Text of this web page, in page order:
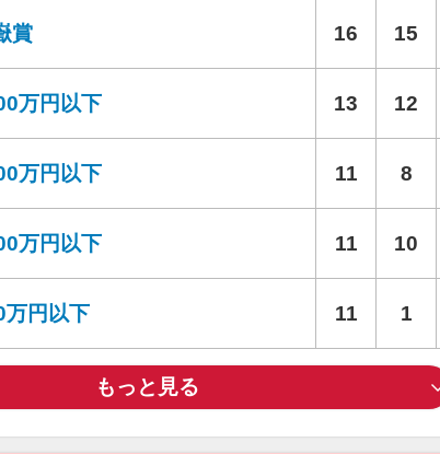
賞 16 15
万円以下 13 12
万円以下 11 8
万円以下 11 10
万円以下 11 1
もっと見る